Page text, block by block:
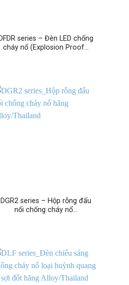
DFDR series – Đèn LED chống
cháy nổ (Explosion Proof…
DGR2 series – Hộp rỗng đấu
nối chống cháy nổ…